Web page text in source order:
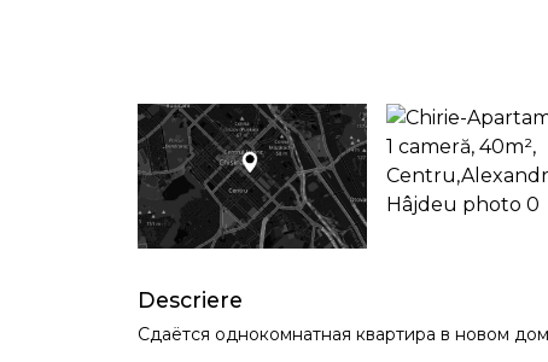
Descriere
Сдаётся однокомнатная квартира в новом